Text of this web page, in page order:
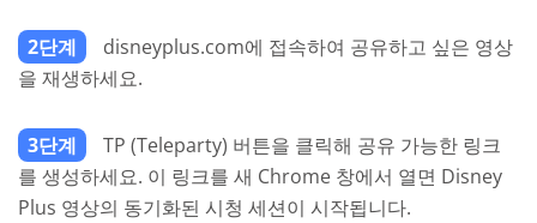
2단계
disneyplus.com에 접속하여 공유하고 싶은 영상
을 재생하세요.
3단계
TP (Teleparty) 버튼을 클릭해 공유 가능한 링크
를 생성하세요. 이 링크를 새 Chrome 창에서 열면 Disney
Plus 영상의 동기화된 시청 세션이 시작됩니다.